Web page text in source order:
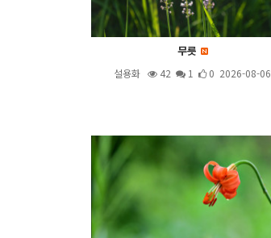
무릇
설용화 42 1 0 2026-08-06